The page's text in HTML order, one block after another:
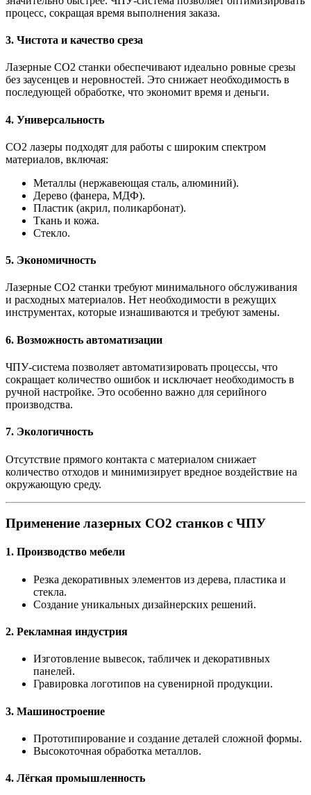
процесс, сокращая время выполнения заказа.
3. Чистота и качество среза
Лазерные СО2 станки обеспечивают идеально ровные срезы
без заусенцев и неровностей. Это снижает необходимость в
последующей обработке, что экономит время и деньги.
4. Универсальность
СО2 лазеры подходят для работы с широким спектром
материалов, включая:
Металлы (нержавеющая сталь, алюминий).
Дерево (фанера, МДФ).
Пластик (акрил, поликарбонат).
Ткань и кожа.
Стекло.
5. Экономичность
Лазерные СО2 станки требуют минимального обслуживания
и расходных материалов. Нет необходимости в режущих
инструментах, которые изнашиваются и требуют замены.
6. Возможность автоматизации
ЧПУ-система позволяет автоматизировать процессы, что
сокращает количество ошибок и исключает необходимость в
ручной настройке. Это особенно важно для серийного
производства.
7. Экологичность
Отсутствие прямого контакта с материалом снижает
количество отходов и минимизирует вредное воздействие на
окружающую среду.
Применение лазерных СО2 станков с ЧПУ
1. Производство мебели
Резка декоративных элементов из дерева, пластика и
стекла.
Создание уникальных дизайнерских решений.
2. Рекламная индустрия
Изготовление вывесок, табличек и декоративных
панелей.
Гравировка логотипов на сувенирной продукции.
3. Машиностроение
Прототипирование и создание деталей сложной формы.
Высокоточная обработка металлов.
4. Лёгкая промышленность